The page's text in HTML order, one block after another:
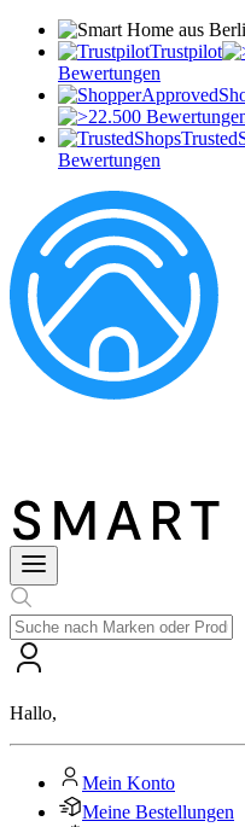
Trustpilot
Bewertungen
Bewertungen
Hallo,
Mein Konto
Meine Bestellungen